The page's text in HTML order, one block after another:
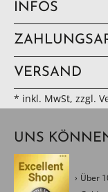
INFOS
VERSAND
* inkl. MwSt, zzgl.
UNS
Über